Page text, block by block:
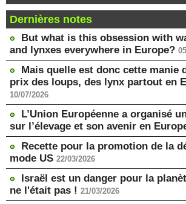
Dernières notes
But what is this obsession with
and lynxes everywhere in Europe?
Mais quelle est donc cette manie
prix des loups, des lynx partout en
10/07/2026
L’Union Européenne a organisé
sur l’élevage et son avenir en
Recette pour la promotion de la
mode US 22/03/2026
Israël est un danger pour la
ne l'était pas ! 21/03/2026